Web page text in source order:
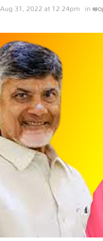
Aug 31, 2022 at 12:24pm in